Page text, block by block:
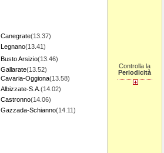
Canegrate(13.37)
Legnano(13.41)
Busto Arsizio(13.46)
Gallarate(13.52)
Cavaria-Oggiona(13.58)
Albizzate-S.A. (14.02)
Castronno(14.06)
Gazzada-Schianno(14.11)
Controlla la
Periodicità